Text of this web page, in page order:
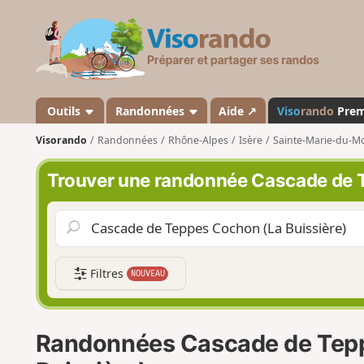
s
a
n
d
o
Outils Randonnées Aide ↗ Visorando
Visorando Randonnées Rhône-Alpes Isère Sainte-Marie-du-
Trouver une randonnée Cascade de
Filtres NOUVEAU
Randonnées Cascade de